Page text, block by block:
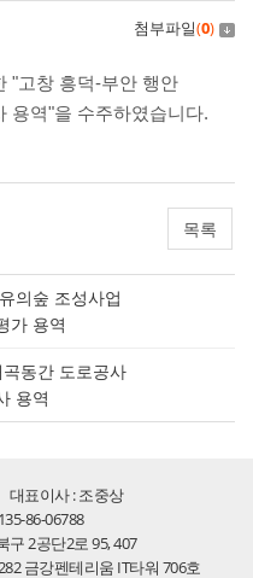
첨부파일(0)
"고창 흥덕-부안 행안
용역"을 수주하였습니다.
목록
의숲 조성사업
가 용역
동간 도로공사
용역
대표이사 : 조중상
86-06788
구 2공단2로 95, 407
금강펜테리움 IT타워 706호